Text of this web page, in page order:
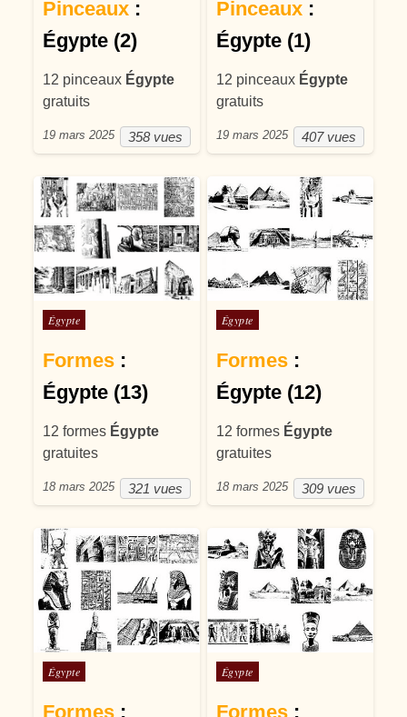
Pinceaux :
Égypte (2)
12 pinceaux Égypte
gratuits
358 vues
19 mars 2025
Pinceaux:
Égypte (1)
12 pinceaux Égypte
gratuits
407 vues
19 mars 2025
Posté dans
Égypte
Formes :
Égypte (13)
12 formes Égypte
gratuites
321 vues
18 mars 2025
Posté dans
Égypte
Formes:
Égypte (12)
12 formes Égypte
gratuites
309 vues
18 mars 2025
Posté dans
Égypte
Formes :
Posté dans
Égypte
Formes: